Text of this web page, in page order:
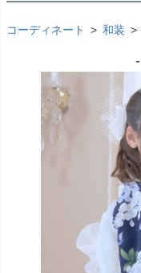
コーディネート 和装